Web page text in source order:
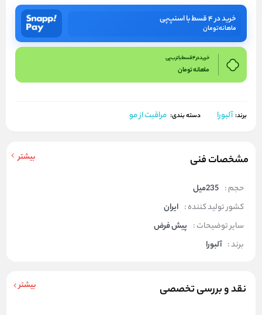
خرید در ۴ قسط با اسنپ‌پی
ماهانهتومان
خرید در 4 قسط با ترب پی
ماهانهتومان
برند: آلبورا دسته بندی: مراقبت از مو
مشخصات فنی بیشتر
حجم : 235میل
کشور تولید کننده : ایران
سایر توضیحات : پیش فرض
برند : آلبورا
نقد و بررسی تخصصی بیشتر